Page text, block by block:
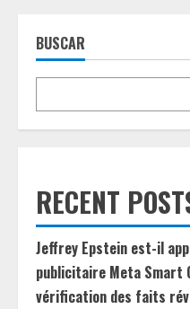
BUSCAR
RECENT
Jeffrey Epstein est-il
publicitaire Meta Smart
vérification des faits